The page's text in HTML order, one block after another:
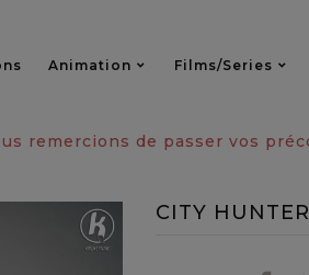
Animation Films/series
remercions de passer vos
CITY